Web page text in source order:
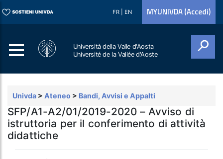
FR EN MYUNIVDA (Accedi)
Università della Valle d'Aosta
Université de la Vallée d'Aoste
Univda > Ateneo > Bandi, Avvisi e Appalti
SFP/A1-A2/01/2019-2020 – Avviso di
istruttoria per il conferimento di attività
didattiche